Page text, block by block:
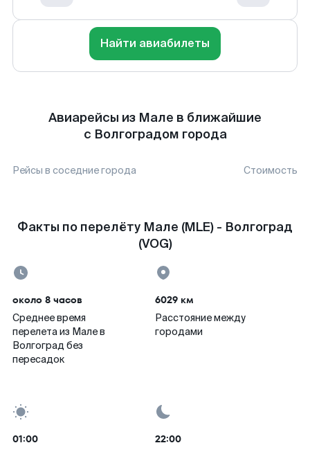
Найти авиабилеты
Авиарейсы из Мале в ближайшие
с Волгоградом города
Рейсы в соседние города Стоимость
Факты по перелёту Мале (MLE) - Волгоград
(VOG)
около 8 часов
Среднее время
перелета из Мале в
Волгоград без
пересадок
6029 км
Расстояние между
городами
01:00 22:00